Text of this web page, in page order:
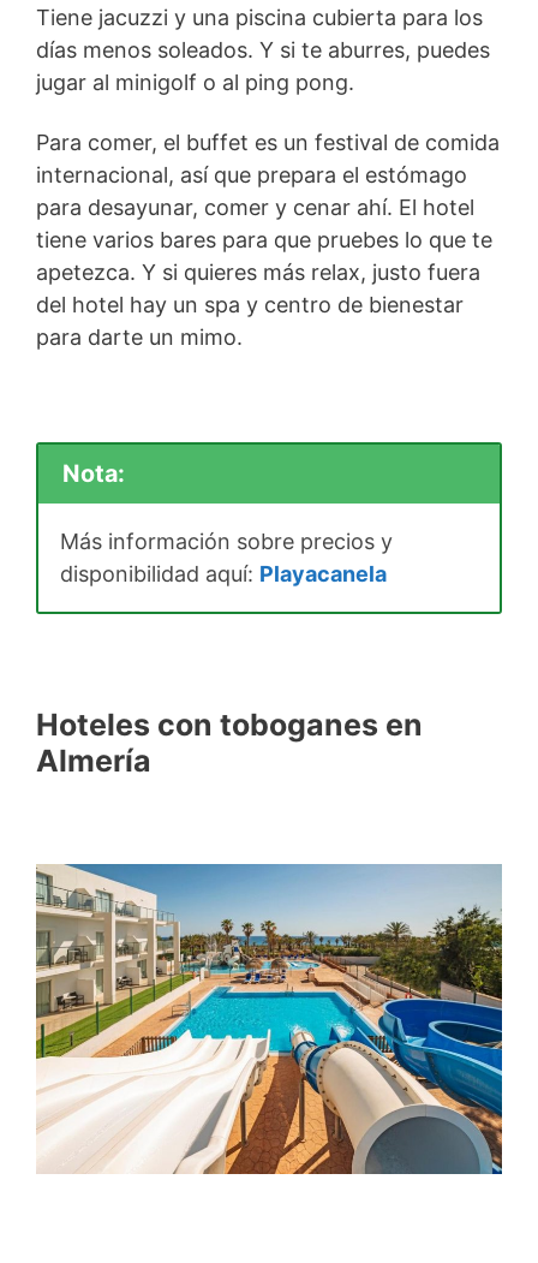
Tiene jacuzzi y una piscina cubierta para los
días menos soleados. Y si te aburres, puedes
jugar al minigolf o al ping pong.
Para comer, el buffet es un festival de comida
internacional, así que prepara el estómago
para desayunar, comer y cenar ahí. El hotel
tiene varios bares para que pruebes lo que te
apetezca. Y si quieres más relax, justo fuera
del hotel hay un spa y centro de bienestar
para darte un mimo.
Nota:
Más información sobre precios y
disponibilidad aquí: Playacanela
Hoteles con toboganes en
Almería